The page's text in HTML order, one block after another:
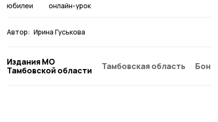
юбилеи онлайн-урок
Автор: Ирина Гуськова
Издания МО
Тамбовской области
Тамбовская область